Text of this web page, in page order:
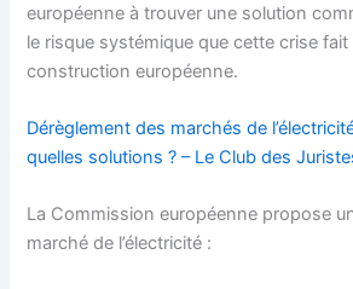
européenne à trouver une solution
le risque systémique que cette crise fait
construction européenne.
Dérèglement des marchés de
quelles solutions ? – Le Club des
La Commission européenne propose
marché de l’électricité :